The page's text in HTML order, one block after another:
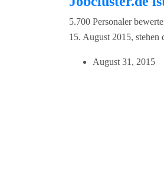
5.700 Personaler
15. August 2015, stehen
August 31, 2015